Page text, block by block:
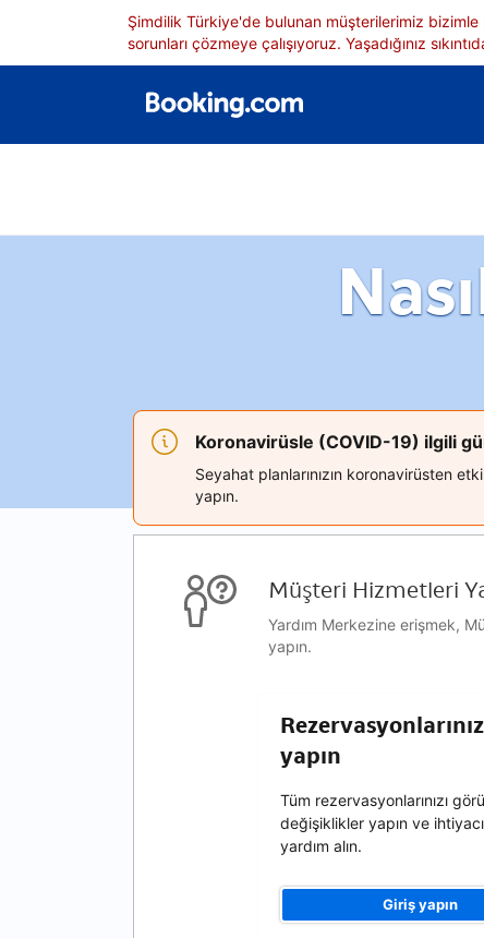
Şimdilik Türkiye'de bulunan müşterilerimiz
sorunları çözmeye çalışıyoruz. Yaşadığınız
Koronavirüsle (COVID-19) ilgili
Seyahat planlarınızın koronavirüsten
yapın.
Müşteri Hizmetleri
Yardım Merkezine erişmek,
yapın.
yapın
Tüm rezervasyonlarınızı
değişiklikler yapın ve
yardım alın.
Giriş yapın